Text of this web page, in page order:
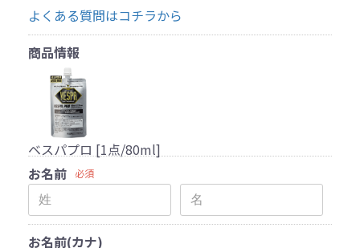
よくある質問はコチラから
商品情報
ベスパプロ [1点/80ml]
お名前
必須
お名前(カナ)